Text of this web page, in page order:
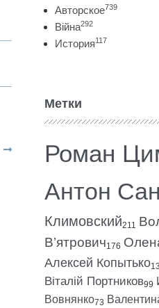
Авторское739
Війна292
История117
Метки
Роман
Антон
Климовский211
В’ятрович176
Алексей Копытько
Віталій Портников99
Вовнянко73